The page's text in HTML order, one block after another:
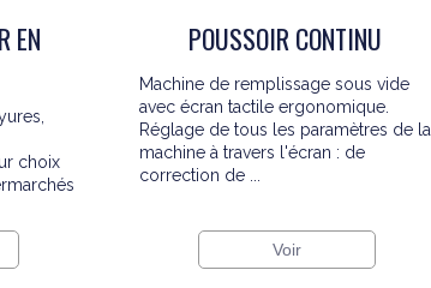
EN
choix
POUSSOIR CONTINU
Machine de remplissage sous vide
avec écran tactile ergonomique.
Réglage de tous les paramètres de la
machine à travers l'écran : de
correction de ...
Voir